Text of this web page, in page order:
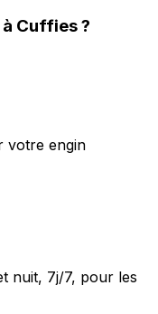
à Cuffies?
votre engin
nuit, 7j/7, pour les